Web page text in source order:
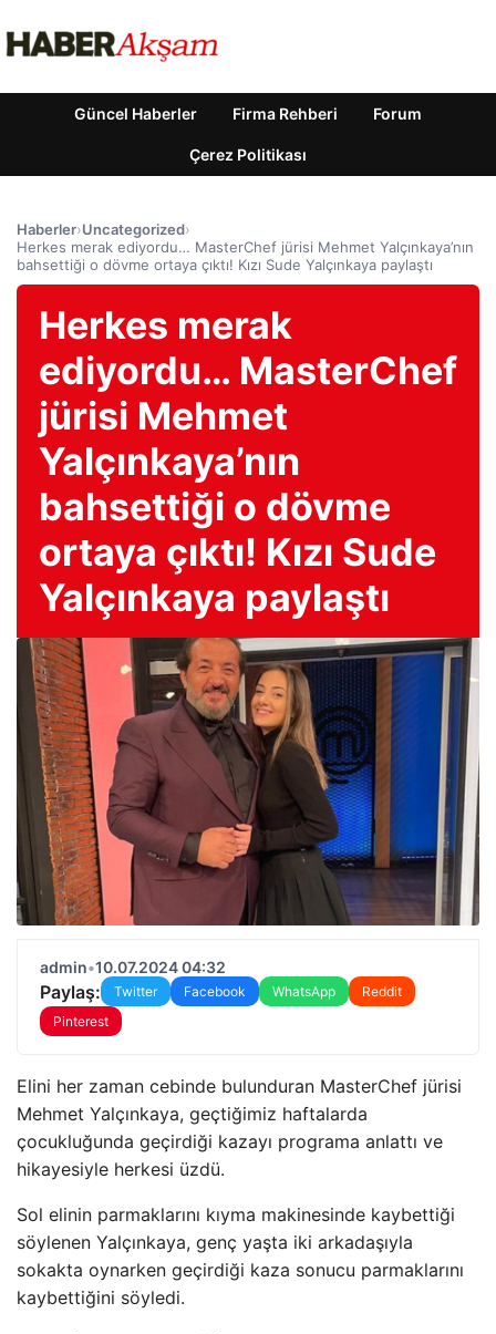
Güncel Haberler Firma Rehberi Forum
Çerez Politikası
Haberler›Uncategorized›
Herkes merak ediyordu… MasterChef jürisi Mehmet Yalçınkaya’nın
bahsettiği o dövme ortaya çıktı! Kızı Sude Yalçınkaya paylaştı
Herkes merak
ediyordu… MasterChef
jürisi Mehmet
Yalçınkaya’nın
bahsettiği o dövme
ortaya çıktı! Kızı Sude
Yalçınkaya paylaştı
admin•10.07.2024 04:32
Paylaş: Twitter Facebook WhatsApp
Reddit
Pinterest
Elini her zaman cebinde bulunduran MasterChef jürisi
Mehmet Yalçınkaya, geçtiğimiz haftalarda
çocukluğunda geçirdiği kazayı programa anlattı ve
hikayesiyle herkesi üzdü.
Sol elinin parmaklarını kıyma makinesinde kaybettiği
söylenen Yalçınkaya, genç yaşta iki arkadaşıyla
sokakta oynarken geçirdiği kaza sonucu parmaklarını
kaybettiğini söyledi.